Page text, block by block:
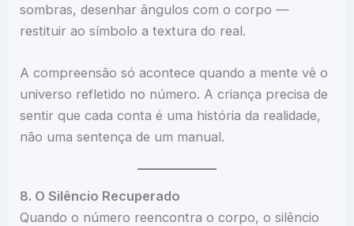
sombras, desenhar ângulos com o corpo —
restituir ao símbolo a textura do real.
A compreensão só acontece quando a mente vê o
universo refletido no número. A criança precisa de
sentir que cada conta é uma história da realidade,
não uma sentença de um manual.
8. O Silêncio Recuperado
Quando o número reencontra o corpo, o silêncio